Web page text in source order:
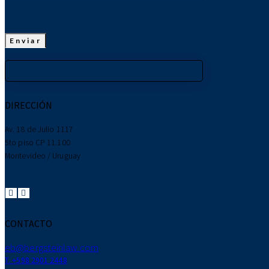
DIRECCIÓN
Av. 18 de Julio 1117
5to piso CP 11.100
Montevideo / Uruguay
CONTACTO
eb@bergsteinlaw.com
T. +598 2901 2448